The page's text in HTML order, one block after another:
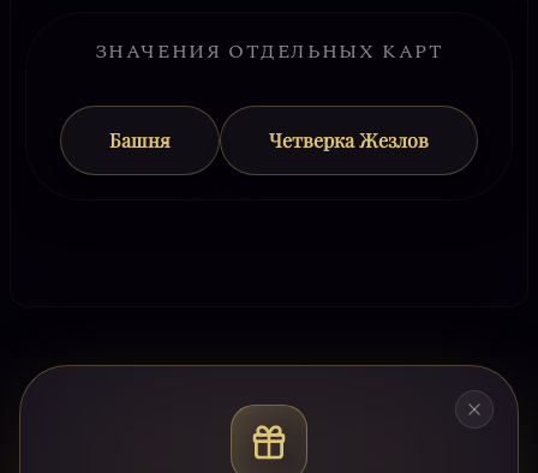
ЗНАЧЕНИЯ ОТДЕЛЬНЫХ КАРТ
Башня Четверка Жезлов